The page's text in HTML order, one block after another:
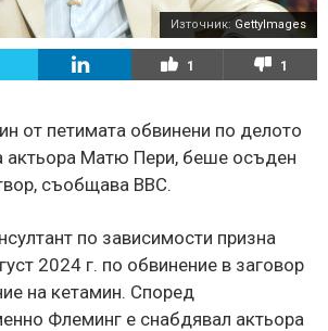
Източник: GettyImages
1 1
от петимата обвинени по делото
актьора Матю Пери, беше осъден
съобщава BBC.
по зависимости призна
2024 г. по обвинение в заговор
на кетамин. Според
Флеминг е снабдявал актьора